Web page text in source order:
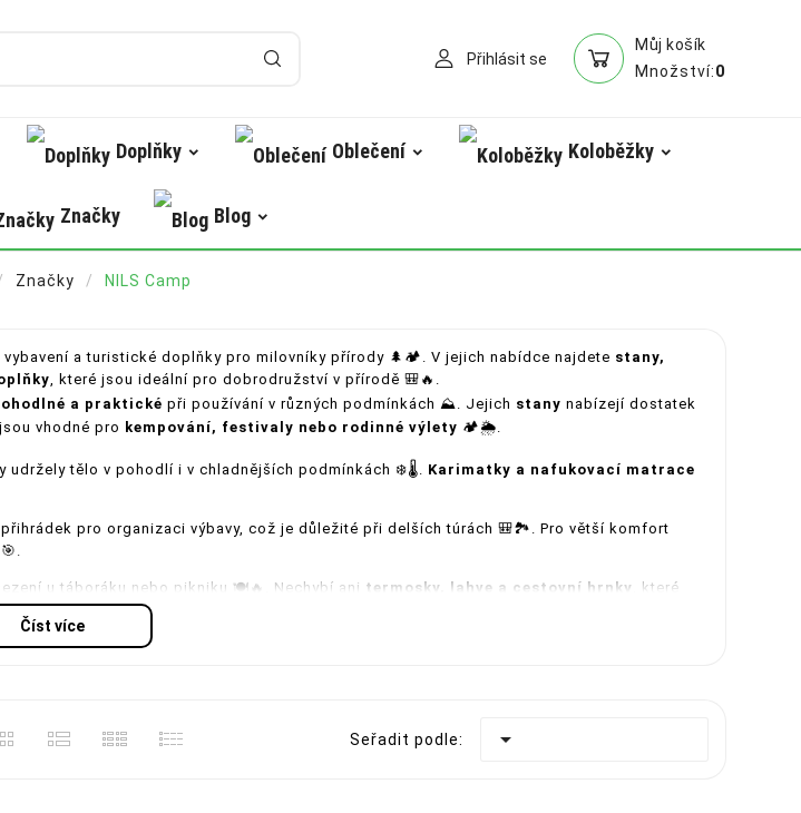
Přihlásit se
Můj košík
Množství:0
Doplňky Oblečení Koloběžky
Značky Blog
Značky NILS Camp
a turistické doplňky pro milovníky přírody 🌲🏕️. V jejich nabídce najdete stany,
, které jsou ideální pro dobrodružství v přírodě 🎒🔥.
a praktické při používání v různých podmínkách ⛰️. Jejich stany nabízejí dostatek
vhodné pro kempování, festivaly nebo rodinné výlety 🏕️🌦️.
udržely tělo v pohodlí i v chladnějších podmínkách ❄️🌡️. Karimatky a nafukovací matrace
pro organizaci výbavy, což je důležité při delších túrách 🎒🏞️. Pro větší komfort
🎯.
u táboráku nebo pikniku 🍽️🔥. Nechybí ani termosky, lahve a cestovní hrnky , které
jsou skvělou volbou pro letní dobrodružství u vody 🚣‍♂️🌊. K dispozici jsou i
Číst více
Seřadit podle: 